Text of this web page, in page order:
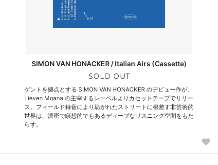
SIMON VAN HONACKER / Italian Airs (Cassette)
SOLD OUT
ゲントを拠点とする SIMON VAN HONACKER のデビュー作が、
Lieven Moana の主宰するレーベルよりカセットテープでリリー
ス。フィールド録音により紡がれたストリートに根差す非芸術的
世界は、濃密で瞑想的でもあるディープなリスニング空間をもた
らす。